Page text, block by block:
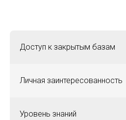
Доступ к закрытым базам
Личная заинтересованность
Уровень знаний